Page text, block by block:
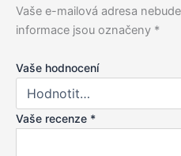
Vaše e-mailová adresa
informace jsou označeny *
Vaše hodnocení
Vaše recenze *